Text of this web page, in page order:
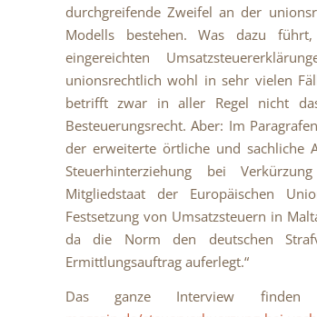
durchgreifende Zweifel an der
Modells bestehen. Was dazu
eingereichten
unionsrechtlich wohl in sehr vielen
betrifft zwar in aller Regel nicht
Besteuerungsrecht. Aber: Im
der erweiterte örtliche und sachliche
Steuerhinterziehung bei
Mitgliedstaat der Europäischen
Festsetzung von Umsatzsteuern in
da die Norm den deutschen
Ermittlungsauftrag auferlegt.“
Das ganze Interview